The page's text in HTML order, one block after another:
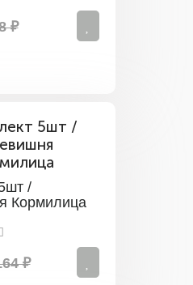
₽
/
Кормилица
₽